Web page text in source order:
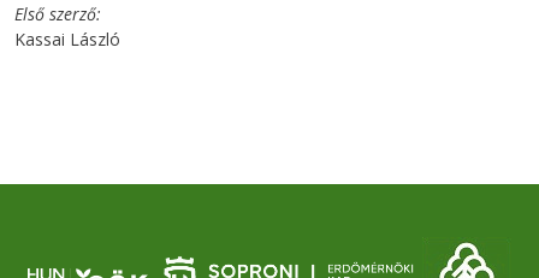
Első szerző
Kassai László